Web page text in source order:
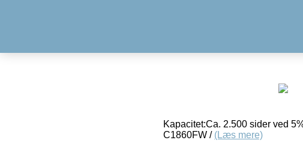
Kapacitet:Ca. 2.500 sider ved
C1860FW / (Læs mere)